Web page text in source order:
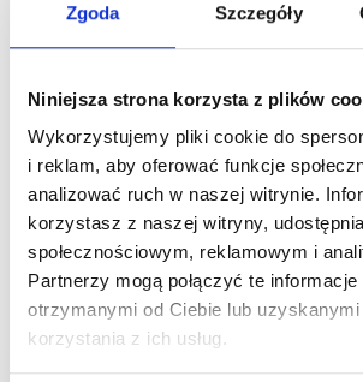
Zgoda Szczegóły
Niniejsza strona korzysta z plików
Wykorzystujemy pliki cookie do
i reklam, aby oferować funkcje
analizować ruch w naszej witrynie.
korzystasz z naszej witryny,
społecznościowym, reklamowym i
Partnerzy mogą połączyć te
otrzymanymi od Ciebie lub
korzystania z ich usług.
Oświadczam, iż zapoznałem się z treścią